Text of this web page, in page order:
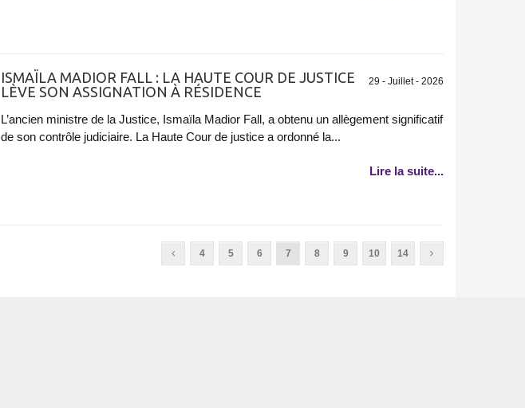
29 - Juillet - 2026
ISMAÏLA MADIOR FALL : LA HAUTE COUR DE JUSTICE
LÈVE SON ASSIGNATION À RÉSIDENCE
L’ancien ministre de la Justice, Ismaïla Madior Fall, a obtenu un allègement significatif
de son contrôle judiciaire. La Haute Cour de justice a ordonné la...
Lire la suite...
4 5 6 7 8 9 10 14